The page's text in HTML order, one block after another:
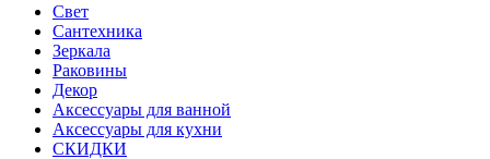
Свет
Сантехника
Зеркала
Раковины
Декор
Аксессуары для ванной
Аксессуары для кухни
СКИДКИ